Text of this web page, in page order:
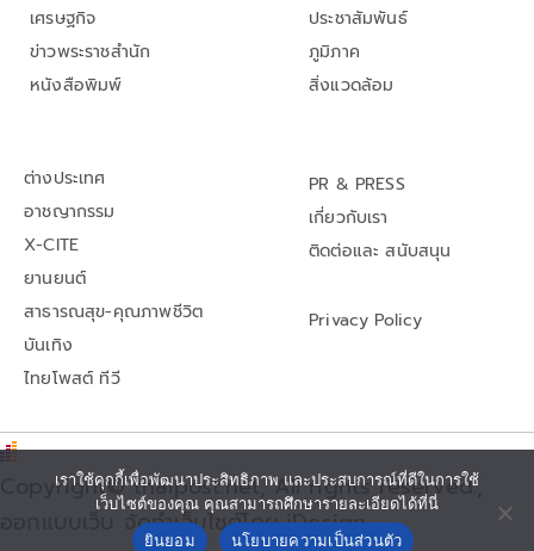
เศรษฐกิจ
ข่าวพระราชสำนัก
หนังสือพิมพ์
ประชาสัมพันธ์
ภูมิภาค
สิ่งแวดล้อม
ต่างประเทศ
อาชญากรรม
X-CITE
ยานยนต์
สาธารณสุข-คุณภาพชีวิต
บันเทิง
ไทยโพสต์ ทีวี
PR & PRESS
เกี่ยวกับเรา
ติดต่อและ สนับสนุน
Privacy Policy
Copyright© thaipost.net, All rights reserved.,
ออกแบบเว็บ จัดทำเว็บไซต์โดย iDesign
เราใช้คุกกี้เพื่อพัฒนาประสิทธิภาพ และประสบการณ์ที่ดีในการใช้
เว็บไซต์ของคุณ คุณสามารถศึกษารายละเอียดได้ที่นี่
ยินยอม
นโยบายความเป็นส่วนตัว